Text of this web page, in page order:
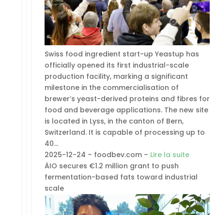
Swiss food ingredient start-up Yeastup has
officially opened its first industrial-scale
production facility, marking a significant
milestone in the commercialisation of
brewer’s yeast-derived proteins and fibres for
food and beverage applications. The new site
is located in Lyss, in the canton of Bern,
Switzerland. It is capable of processing up to
40…
2025-12-24 – foodbev.com – Lire la suite
ÄIO secures €1.2 million grant to push
fermentation-based fats toward industrial
scale